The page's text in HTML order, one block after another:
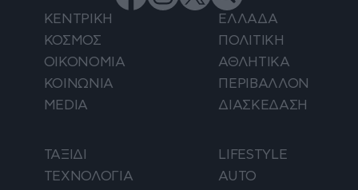
ΚΕΝΤΡΙΚΗ
ΕΛΛΑΔΑ
ΚΟΣΜΟΣ
ΠΟΛΙΤΙΚΗ
ΟΙΚΟΝΟΜΙΑ
ΑΘΛΗΤΙΚΑ
ΚΟΙΝΩΝΙΑ
ΠΕΡΙΒΑΛΛΟΝ
MEDIA
ΔΙΑΣΚΕΔΑΣΗ
ΤΑΞΙΔΙ
LIFESTYLE
ΤΕΧΝΟΛΟΓΙΑ
AUTO